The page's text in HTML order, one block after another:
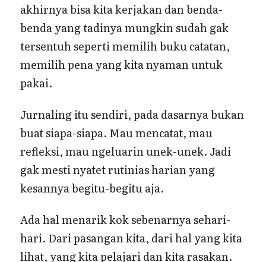
akhirnya bisa kita kerjakan dan benda-
benda yang tadinya mungkin sudah gak
tersentuh seperti memilih buku catatan,
memilih pena yang kita nyaman untuk
pakai.
Jurnaling itu sendiri, pada dasarnya bukan
buat siapa-siapa. Mau mencatat, mau
refleksi, mau ngeluarin unek-unek. Jadi
gak mesti nyatet rutinias harian yang
kesannya begitu-begitu aja.
Ada hal menarik kok sebenarnya sehari-
hari. Dari pasangan kita, dari hal yang kita
lihat, yang kita pelajari dan kita rasakan.